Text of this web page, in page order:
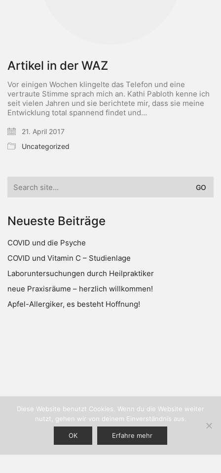
Artikel in der WAZ
Vor einigen Wochen klingelte das Telefon und eine
vertraute Stimme sprach mich an. Kathi Pabloth kenne ich
seit vielen Jahren und sie berichtete mir, dass sie meine
Entwicklung total spannend findet und…
21. April 2017
Uncategorized
for:
Neueste Beiträge
COVID und die Psyche
COVID und Vitamin C – Studienlage
Laboruntersuchungen durch Heilpraktiker
neue Praxisräume – herzlich willkommen!
Apfel-Allergiker, es besteht Hoffnung!
Diese Website benutzt Cookies. Wenn du die Website weiter
nutzt, gehen wir von deinem Einverständnis aus.
OK Erfahre mehr